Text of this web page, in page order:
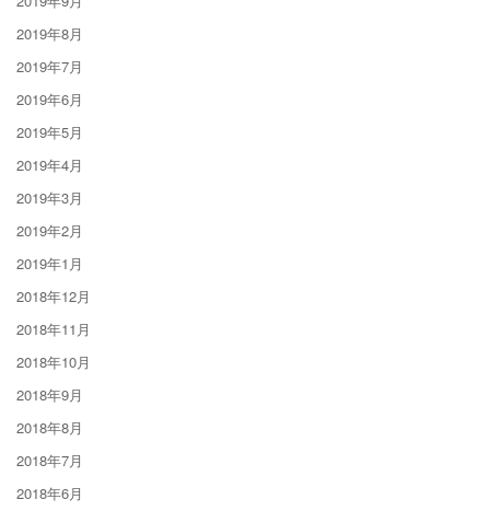
2019年8月
2019年7月
2019年6月
2019年5月
2019年4月
2019年3月
2019年2月
2019年1月
2018年12月
2018年11月
2018年10月
2018年9月
2018年8月
2018年7月
2018年6月